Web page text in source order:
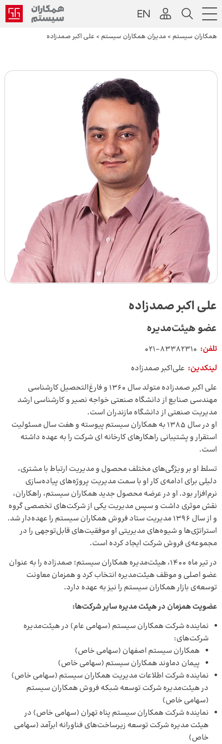
همکاران سیستم > مدیران همکاران سیستم > علی اکبر صمدزاده
علی اکبر صمدزاده
عضو هیئت‌مدیره
تلفن:
لینکدین: علی‌اکبر صمدزاده
علی اکبر صمدزاده متولد سال 1360 و فارغ‌التحصیل کارشناسی
مهندسی صنایع از دانشگاه صنعتی خواجه نصیر و کارشناسی ارشد
مدیریت صنعتی از دانشگاه مازندران است.
او در سال 1385 به همکاران سیستم پیوسته و هفت سال مسئولیت
استقرار و پشتیبانی راهکارهای کارخانه ای شرکت را به عهده داشته
است.
تسلط او بر ویژگی‌های مختلف محصول و مدیریت ارتباط با مشتری،
دلیلی برای ادامه‌ی کار او با سمت مدیریت پروژه‌های پیاده‌سازی
نرم‌افزار بود. او در عرضه محصول جدید همکاران سیستم، راهکاران،
نقش موثری داشت و سپس مدیریت یکی از شرکت‌های تخصصی گروه
و از سال 1396 مدیریت ستاد فروش همکاران سیستم را عهده‌دار شد.
استراتژی‌ها و شیوه‌های مدیریتی او موفقیت‌های قابل‌توجهی را در
مجموعه‌ی فروش شرکت ایجاد کرده است.
در تیر ماه 1400، هیئت‌مدیره همکاران سیستم؛ صمدزاده را به عنوان
عضو اصلی و موظف هیئت‌مدیره انتخاب کرد و همزمان معاونت
توسعه‌ی بازار همکاران سیستم را نیز به عهده دارد.
عضویت همزمان در هیئت مدیره سایر شرکتها:
نماینده شرکت همکاران‌ سیستم (سهامی عام) در هیئت­‌مدیره
شرکت­‌های:
همکاران‌ سیستم اصفهان (سهامی خاص)
پیمان دماوند همکاران سیستم (سهامی خاص)
نماینده شرکت اطلاعات مدیریت همکاران‌ سیستم (سهامی خاص)
در هیئت‌­مدیره شرکت توسعه شبکه فروش همکاران‌ سیستم
(سهامی خاص)
نماینده شرکت همکاران‌ سیستم پناه تهران (سهامی خاص) در
هیئت­ مدیره شرکت توسعه زیرساخت‌­های فناورانه ابرآمد (سهامی
خاص)